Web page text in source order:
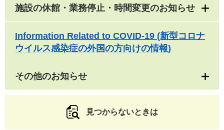
施設の休館・業務停止・時間変更のお知らせ
Information Related to COVID-19 (新型コロナ
ウイルス感染症の外国の方向けの情報)
その他のお知らせ
見つからないときは